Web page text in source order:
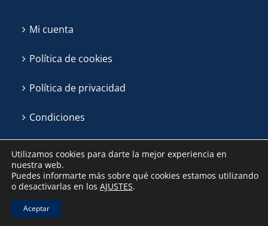
Mi cuenta
Política de cookies
Política de privacidad
Condiciones
Algas La Patrona ©
Utilizamos cookies para darte la mejor experiencia en
nuestra web.
Puedes informarte más sobre qué cookies estamos utilizando
o desactivarlas en los AJUSTES.
Aceptar